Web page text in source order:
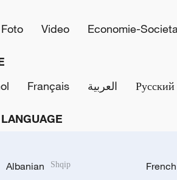
Foto Video Economie-
Français العربية Русский
Albanian Shqip French